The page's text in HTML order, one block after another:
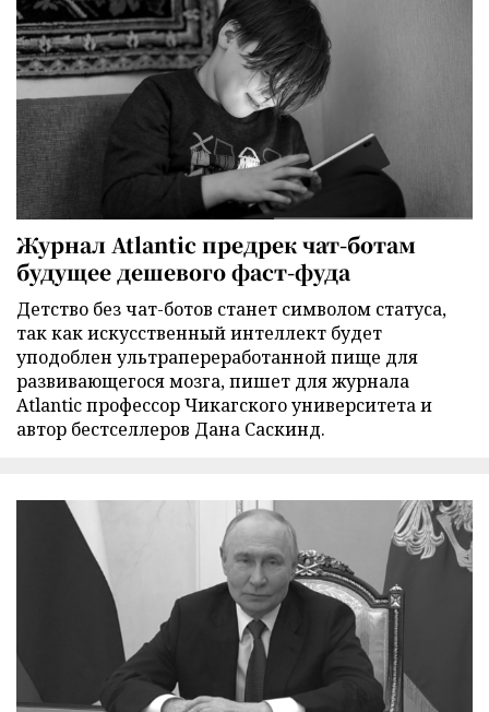
Журнал Atlantic предрек чат-ботам
будущее дешевого фаст-фуда
Детство без чат-ботов станет символом статуса,
так как искусственный интеллект будет
уподоблен ультрапереработанной пище для
развивающегося мозга, пишет для журнала
Atlantic профессор Чикагского университета и
автор бестселлеров Дана Саскинд.